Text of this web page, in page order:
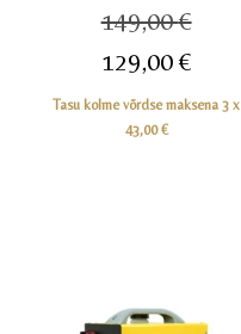
149,00€
129,00 €
hind
Tasu kolme võrdse maksena 3 x
43,00€